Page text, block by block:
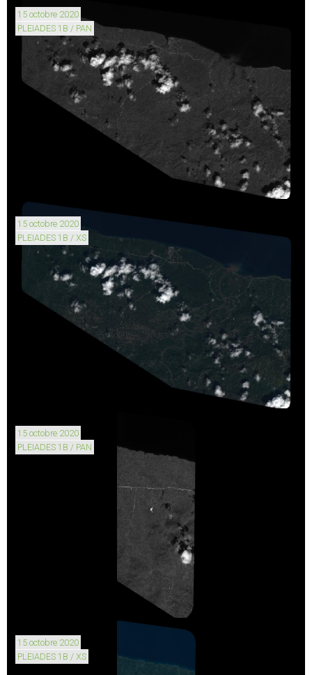
15 octobre 2020
PLEIADES 1B / PAN
15 octobre 2020
PLEIADES 1B / XS
15 octobre 2020
PLEIADES 1B / PAN
15 octobre 2020
PLEIADES 1B / XS